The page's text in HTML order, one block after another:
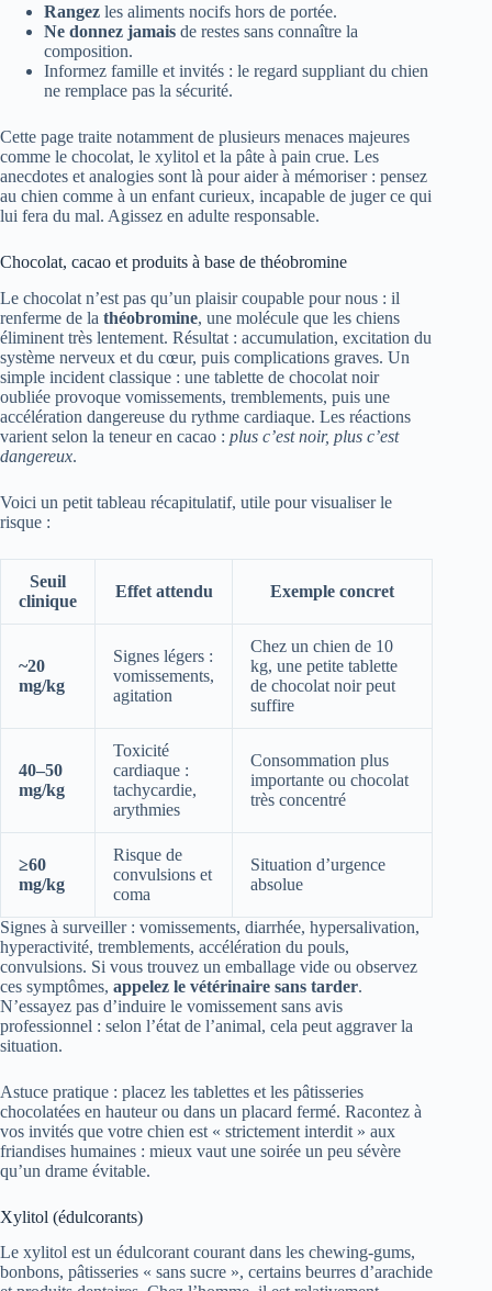
Rangez les aliments nocifs hors de portée.
Ne donnez jamais de restes sans connaître la
composition.
Informez famille et invités : le regard suppliant du chien
ne remplace pas la sécurité.
Cette page traite notamment de plusieurs menaces majeures
comme le chocolat, le xylitol et la pâte à pain crue. Les
anecdotes et analogies sont là pour aider à mémoriser : pensez
au chien comme à un enfant curieux, incapable de juger ce qui
lui fera du mal. Agissez en adulte responsable.
Chocolat, cacao et produits à base de théobromine
Le chocolat n’est pas qu’un plaisir coupable pour nous : il
renferme de la théobromine, une molécule que les chiens
éliminent très lentement. Résultat : accumulation, excitation du
système nerveux et du cœur, puis complications graves. Un
simple incident classique : une tablette de chocolat noir
oubliée provoque vomissements, tremblements, puis une
accélération dangereuse du rythme cardiaque. Les réactions
varient selon la teneur en cacao : plus c’est noir, plus c’est
dangereux.
Voici un petit tableau récapitulatif, utile pour visualiser le
risque :
Seuil
clinique
Effet attendu Exemple concret
~20
mg/kg
Signes légers :
vomissements,
agitation
Chez un chien de 10
kg, une petite tablette
de chocolat noir peut
suffire
40–50
mg/kg
Toxicité
cardiaque :
tachycardie,
arythmies
Consommation plus
importante ou chocolat
très concentré
≥60
mg/kg
Risque de
convulsions et
coma
Situation d’urgence
absolue
Signes à surveiller : vomissements, diarrhée, hypersalivation,
hyperactivité, tremblements, accélération du pouls,
convulsions. Si vous trouvez un emballage vide ou observez
ces symptômes, appelez le vétérinaire sans tarder.
N’essayez pas d’induire le vomissement sans avis
professionnel : selon l’état de l’animal, cela peut aggraver la
situation.
Astuce pratique : placez les tablettes et les pâtisseries
chocolatées en hauteur ou dans un placard fermé. Racontez à
vos invités que votre chien est « strictement interdit » aux
friandises humaines : mieux vaut une soirée un peu sévère
qu’un drame évitable.
Xylitol (édulcorants)
Le xylitol est un édulcorant courant dans les chewing-gums,
bonbons, pâtisseries « sans sucre », certains beurres d’arachide